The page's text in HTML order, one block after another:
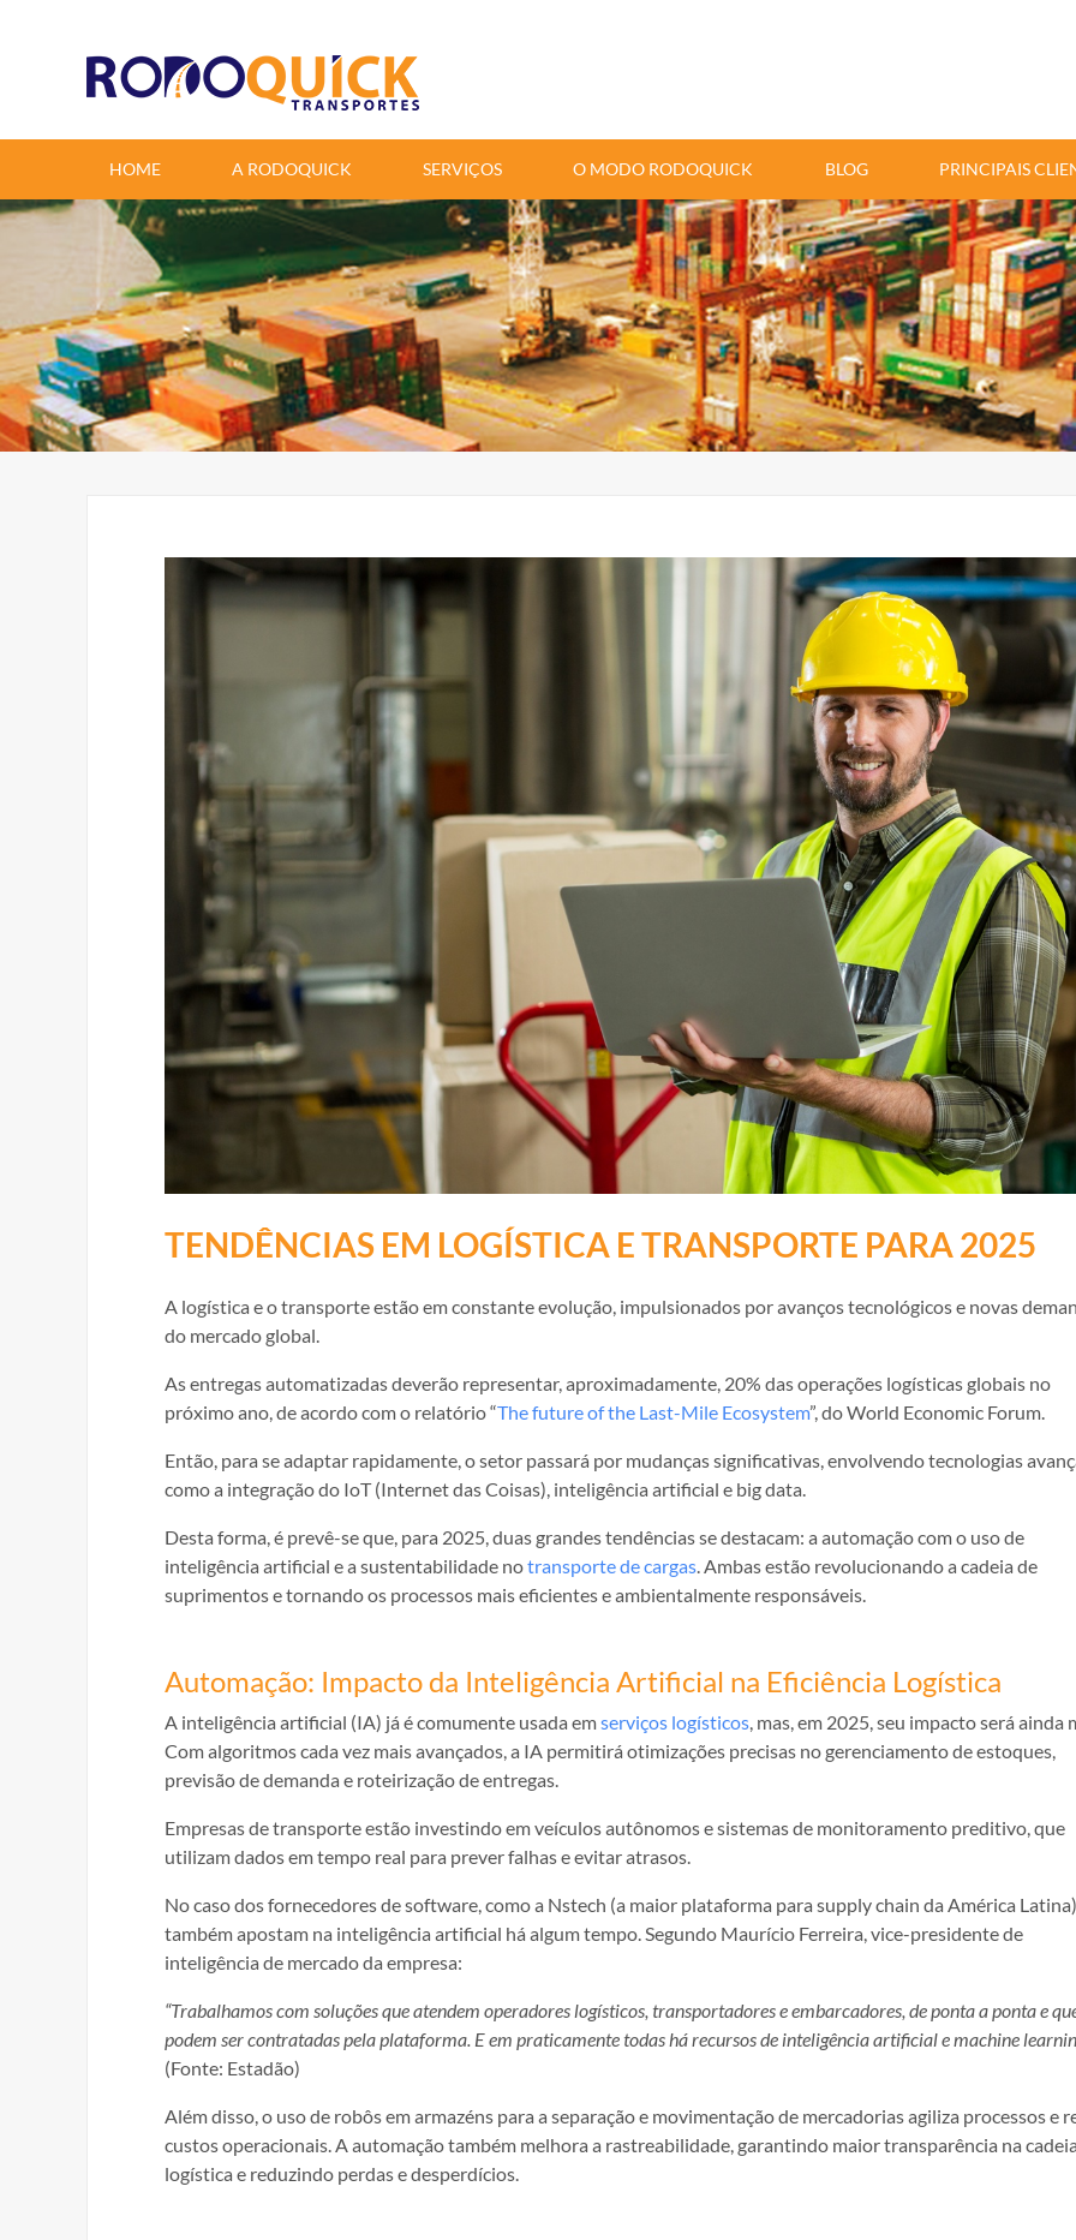
HOME A RODOQUICK SERVIÇOS O MODO RODOQUICK BLOG PRINCIPAIS
TENDÊNCIAS EM LOGÍSTICA E TRANSPORTE PARA 2025
A logística e o transporte estão em constante evolução, impulsionados por avanços tecnológicos e novas
do mercado global.
As entregas automatizadas deverão representar, aproximadamente, 20% das operações logísticas globais no
próximo ano, de acordo com o relatório “The future of the Last-Mile Ecosystem”, do World Economic Forum.
Então, para se adaptar rapidamente, o setor passará por mudanças significativas, envolvendo tecnologias
como a integração do IoT (Internet das Coisas), inteligência artificial e big data.
Desta forma, é prevê-se que, para 2025, duas grandes tendências se destacam: a automação com o uso de
inteligência artificial e a sustentabilidade notransporte de cargas . Ambas estão revolucionando a cadeia de
suprimentos e tornando os processos mais eficientes e ambientalmente responsáveis.
Automação: Impacto da Inteligência Artificial na Eficiência Logística
A inteligência artificial (IA) já é comumente usada emserviços logísticos , mas, em 2025, seu impacto será ainda
Com algoritmos cada vez mais avançados, a IA permitirá otimizações precisas no gerenciamento de estoques,
previsão de demanda e roteirização de entregas.
Empresas de transporte estão investindo em veículos autônomos e sistemas de monitoramento preditivo, que
utilizam dados em tempo real para prever falhas e evitar atrasos.
No caso dos fornecedores de software, como a Nstech (a maior plataforma para supply chain da América Latina),
também apostam na inteligência artificial há algum tempo. Segundo Maurício Ferreira, vice-presidente de
inteligência de mercado da empresa:
“Trabalhamos com soluções que atendem operadores logísticos, transportadores e embarcadores, de ponta a ponta e
podem ser contratadas pela plataforma. E em praticamente todas há recursos de inteligência artificial e machine
(Fonte: Estadão)
Além disso, o uso de robôs em armazéns para a separação e movimentação de mercadorias agiliza processos e
custos operacionais. A automação também melhora a rastreabilidade, garantindo maior transparência na cadeia
logística e reduzindo perdas e desperdícios.